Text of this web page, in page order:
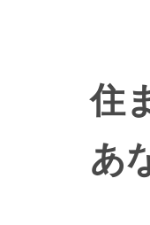
住
あ